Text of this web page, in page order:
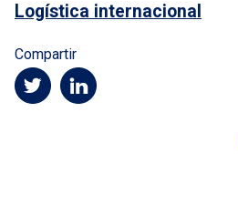
Logística internacional
Compartir